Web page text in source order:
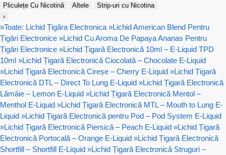
Pliculețe Cu Nicotină
Altele
Strip-uri cu Nicotina
›
»Toate: Lichid Țigăra Electronica »Lichid American Blend Pentru
Țigări Electronice »Lichid Cu Aroma De Papaya Ananas Pentru
Țigări Electronice »Lichid Țigară Electronică 10ml – E-Liquid TPD
10ml »Lichid Țigară Electronică Ciocolată – Chocolate E-Liquid
»Lichid Țigară Electronică Cireșe – Cherry E-Liquid »Lichid Țigară
Electronică DTL – Direct To Lung E-Liquid »Lichid Țigară Electronică
Lămâie – Lemon E-Liquid »Lichid Țigară Electronică Mentol –
Menthol E-Liquid »Lichid Țigară Electronică MTL – Mouth to Lung E-
Liquid »Lichid Țigară Electronică pentru Pod – Pod System E-Liquid
»Lichid Țigară Electronică Piersică – Peach E-Liquid »Lichid Țigară
Electronică Portocală – Orange E-Liquid »Lichid Țigară Electronică
Shortfill – Shortfill E-Liquid »Lichid Țigară Electronică Struguri –